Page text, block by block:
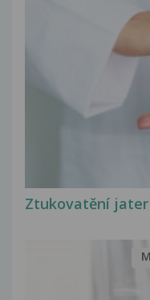
Ztukovatění